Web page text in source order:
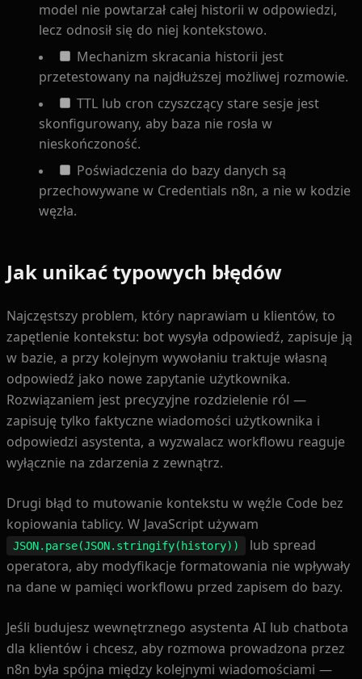
model nie powtarzał całej historii w odpowiedzi,
lecz odnosił się do niej kontekstowo.
Mechanizm skracania historii jest
przetestowany na najdłuższej możliwej rozmowie.
TTL lub cron czyszczący stare sesje jest
skonfigurowany, aby baza nie rosła w
nieskończoność.
Poświadczenia do bazy danych są
przechowywane w Credentials n8n, a nie w kodzie
węzła.
Jak unikać typowych błędów
Najczęstszy problem, który naprawiam u klientów, to
zapętlenie kontekstu: bot wysyła odpowiedź, zapisuje ją
w bazie, a przy kolejnym wywołaniu traktuje własną
odpowiedź jako nowe zapytanie użytkownika.
Rozwiązaniem jest precyzyjne rozdzielenie ról —
zapisuję tylko faktyczne wiadomości użytkownika i
odpowiedzi asystenta, a wyzwalacz workflowu reaguje
wyłącznie na zdarzenia z zewnątrz.
Drugi błąd to mutowanie kontekstu w węźle Code bez
kopiowania tablicy. W JavaScript używam
JSON.parse(JSON.stringify(history))
lub spread
operatora, aby modyfikacje formatowania nie wpływały
na dane w pamięci workflowu przed zapisem do bazy.
Jeśli budujesz wewnętrznego asystenta AI lub chatbota
dla klientów i chcesz, aby rozmowa prowadzona przez
n8n była spójna między kolejnymi wiadomościami —